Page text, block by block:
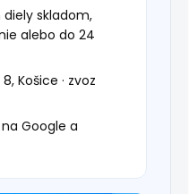
skladom,
alebo do 24
Košice · zvoz
Google a